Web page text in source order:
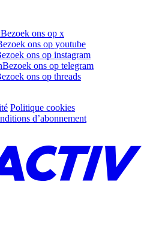
Bezoek ons op x
ons op youtube
ons op instagram
Bezoek ons op telegram
ons op threads
Politique cookies
d’abonnement